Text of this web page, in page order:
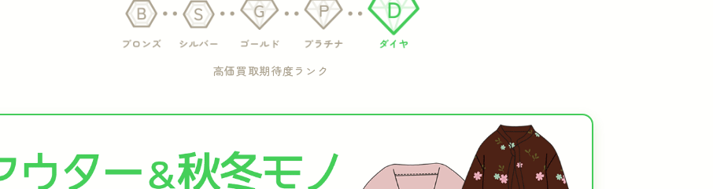
高価買取期待度ランク